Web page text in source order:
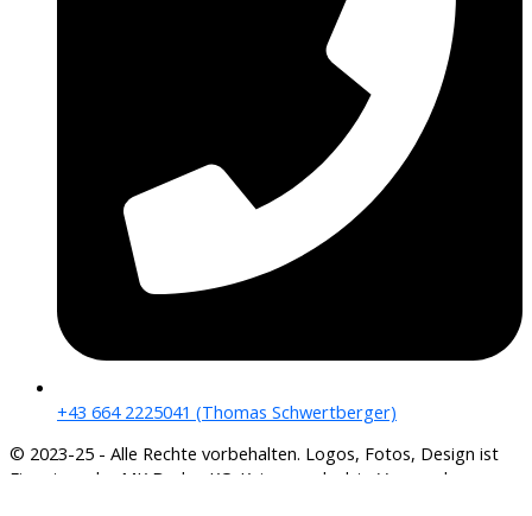
+43 664 2225041 (Thomas Schwertberger)
© 2023-25 - Alle Rechte vorbehalten. Logos, Fotos, Design ist
Eigentum der MK Boden KG. Keine unerlaubte Verwendung.